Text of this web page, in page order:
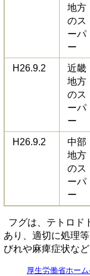
地方
のス
ーパ
ー
H26.9.2
近畿
地方
のス
ーパ
ー
H26.9.2
中部
地方
のス
ーパ
ー
フグは、テトロド
あり、適切に処理
びれや麻痺症状な
厚生労働省ホー